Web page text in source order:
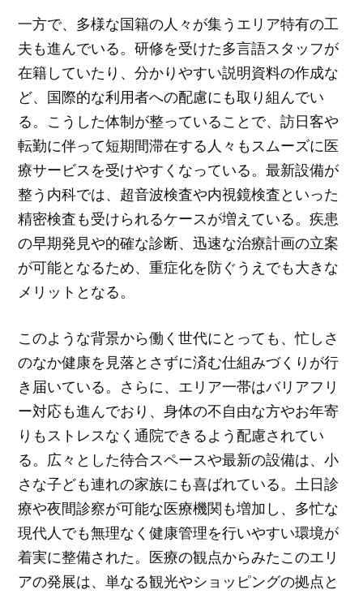
一方で、多様な国籍の人々が集うエリア特有の工
夫も進んでいる。研修を受けた多言語スタッフが
在籍していたり、分かりやすい説明資料の作成な
ど、国際的な利用者への配慮にも取り組んでい
る。こうした体制が整っていることで、訪日客や
転勤に伴って短期間滞在する人々もスムーズに医
療サービスを受けやすくなっている。最新設備が
整う内科では、超音波検査や内視鏡検査といった
精密検査も受けられるケースが増えている。疾患
の早期発見や的確な診断、迅速な治療計画の立案
が可能となるため、重症化を防ぐうえでも大きな
メリットとなる。
このような背景から働く世代にとっても、忙しさ
のなか健康を見落とさずに済む仕組みづくりが行
き届いている。さらに、エリア一帯はバリアフリ
ー対応も進んでおり、身体の不自由な方やお年寄
りもストレスなく通院できるよう配慮されてい
る。広々とした待合スペースや最新の設備は、小
さな子ども連れの家族にも喜ばれている。土日診
療や夜間診察が可能な医療機関も増加し、多忙な
現代人でも無理なく健康管理を行いやすい環境が
着実に整備された。医療の観点からみたこのエリ
アの発展は、単なる観光やショッピングの拠点と